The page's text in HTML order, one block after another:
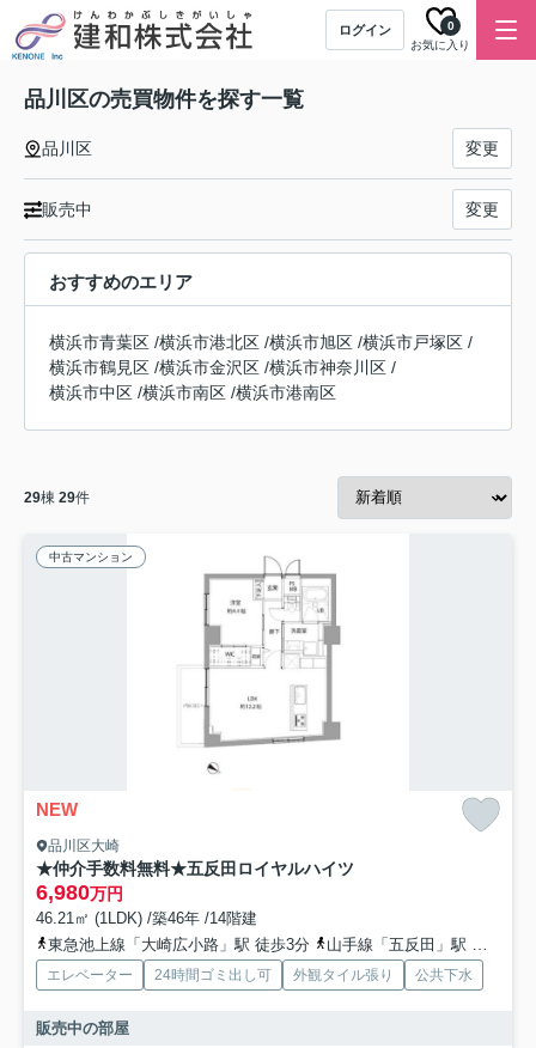
ログイン
お気に入り
0
品川区の売買物件を探す一覧
品川区 変更
販売中 変更
おすすめのエリア
横浜市青葉区 /横浜市港北区 /横浜市旭区 /横浜市戸塚区 /
横浜市鶴見区 /横浜市金沢区 /横浜市神奈川区 /
横浜市中区 /横浜市南区 /横浜市港南区
29棟 29件
中古マンション
NEW
品川区大崎
★仲介手数料無料★五反田ロイヤルハイツ
6,980万円
46.21㎡ (1LDK) /築46年 /14階建
東急池上線「大崎広小路」駅 徒歩3分
山手線「五反田」駅 徒歩7分
エレベーター 24時間ゴミ出し可 外観タイル張り 公共下水
販売中の部屋